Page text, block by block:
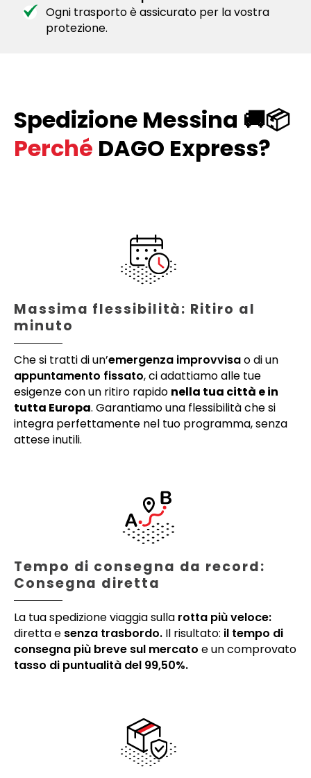
Ogni trasporto è assicurato per la vostra
protezione.
Spedizione Messina 🚚📦
Perché DAGO Express?
Massima flessibilità: Ritiro al
minuto
Che si tratti di un’emergenza improvvisao di un
appuntamento fissato, ci adattiamo alle tue
esigenze con un ritiro rapido nella tua città e in
tutta Europa. Garantiamo una flessibilità che si
integra perfettamente nel tuo programma, senza
attese inutili.
Tempo di consegna da record:
Consegna diretta
La tua spedizione viaggia sulla rotta più veloce:
diretta e senza trasbordo. Il risultato: il tempo di
consegna più breve sul mercato e un comprovato
tasso di puntualità del 99,50%.